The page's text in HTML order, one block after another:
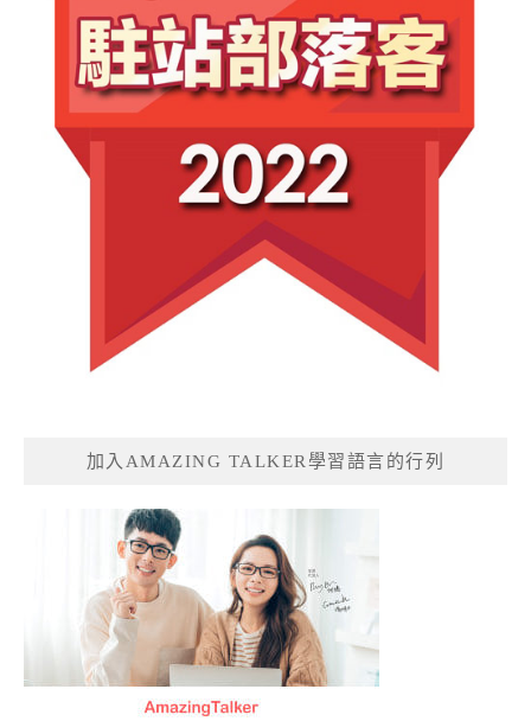
加入AMAZING TALKER學習語言的行列